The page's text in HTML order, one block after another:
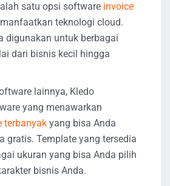
satu opsi software invoice
teknologi cloud.
digunakan untuk berbagai
dari bisnis kecil hingga
lainnya, Kledo
yang menawarkan
terbanyak yang bisa Anda
gratis. Template yang tersedia
ukuran yang bisa Anda pilih
bisnis Anda.